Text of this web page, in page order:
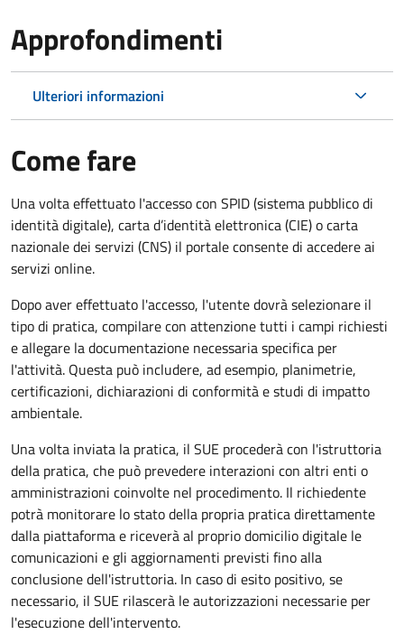
Approfondimenti
Ulteriori informazioni
Come fare
Una volta effettuato l'accesso con SPID (sistema pubblico di
identità digitale), carta d’identità elettronica (CIE) o carta
nazionale dei servizi (CNS) il portale consente di accedere ai
servizi online.
Dopo aver effettuato l'accesso, l'utente dovrà selezionare il
tipo di pratica, compilare con attenzione tutti i campi richiesti
e allegare la documentazione necessaria specifica per
l'attività. Questa può includere, ad esempio, planimetrie,
certificazioni, dichiarazioni di conformità e studi di impatto
ambientale.
Una volta inviata la pratica, il SUE procederà con l'istruttoria
della pratica, che può prevedere interazioni con altri enti o
amministrazioni coinvolte nel procedimento. Il richiedente
potrà monitorare lo stato della propria pratica direttamente
dalla piattaforma e riceverà al proprio domicilio digitale le
comunicazioni e gli aggiornamenti previsti fino alla
conclusione dell'istruttoria. In caso di esito positivo, se
necessario, il SUE rilascerà le autorizzazioni necessarie per
l'esecuzione dell'intervento.